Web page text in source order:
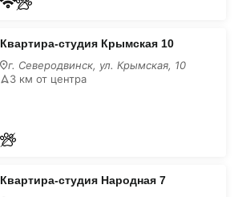
Квартира-студия Крымская 10
г. Северодвинск, ул. Крымская, 10
3 км от центра
Квартира-студия Народная 7